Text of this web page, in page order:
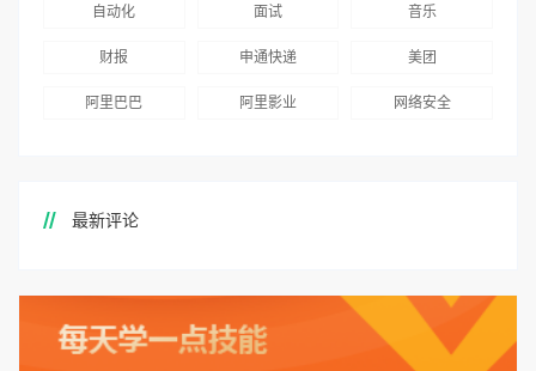
自动化 面试 音乐
财报 申通快递 美团
阿里巴巴 阿里影业 网络安全
最新评论